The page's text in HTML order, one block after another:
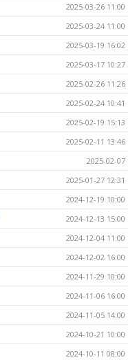
2025-03-26 11:00
2025-03-24 11:00
2025-03-19 16:02
2025-03-17 10:27
2025-02-26 11:26
2025-02-24 10:41
2025-02-19 15:13
2025-02-11 13:46
2025-02-07
2025-01-27 12:31
2024-12-19 10:00
2024-12-13 15:00
2024-12-04 11:00
2024-12-02 16:00
2024-11-29 10:00
2024-11-06 16:00
2024-11-05 14:00
2024-10-21 10:00
2024-10-11 08:00